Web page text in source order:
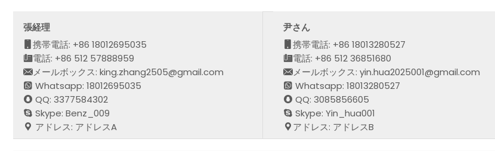
張経理
携帯電話: +86 18012695035
電話: +86 512 57888959
メールボックス: king.zhang2505@gmail.com
Whatsapp: 18012695035
QQ: 3377584302
Skype: Benz_009
アドレス: アドレスA
尹さん
携帯電話: +86 18013280527
電話: +86 512 36851680
メールボックス: yin.hua2025001@gmail.com
Whatsapp: 18013280527
QQ: 3085856605
Skype: Yin_hua001
アドレス: アドレスB